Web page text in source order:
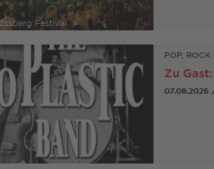
Festival
POP, ROCK
Zu
07.08.2026